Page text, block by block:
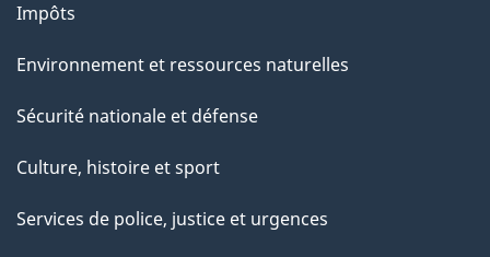
Impôts
Environnement et ressources naturelles
Sécurité nationale et défense
Culture, histoire et sport
Services de police, justice et urgences